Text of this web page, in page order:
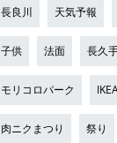
長良川 天気予報
子供 法面 長久
モリコロパーク IKEA
肉ニクまつり 祭り